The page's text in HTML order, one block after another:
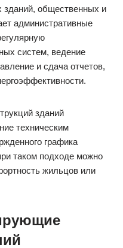
зданий, общественных и
административные
систем, ведение
и сдача отчетов,
зданий
техническим
графика
таком подходе можно
жильцов или